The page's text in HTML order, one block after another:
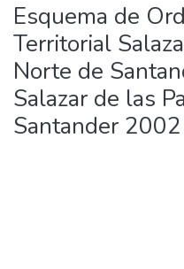
Esquema de
Territorial
Norte de
Salazar de las
Santander 2002